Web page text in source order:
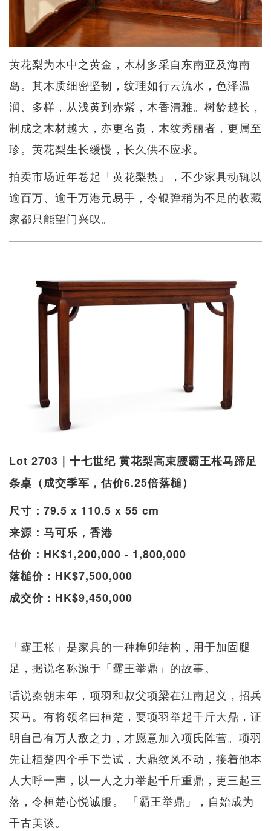
黄花梨为木中之黄金，木材多采自东南亚及海南
岛。其木质细密坚韧，纹理如行云流水，色泽温
润、多样，从浅黄到赤紫，木香清雅。树龄越长，
制成之木材越大，亦更名贵，木纹秀丽者，更属至
珍。黄花梨生长缓慢，长久供不应求。
拍卖市场近年卷起「黄花梨热」，不少家具动辄以
逾百万、逾千万港元易手，令银弹稍为不足的收藏
家都只能望门兴叹。
Lot 2703｜十七世纪 黄花梨高束腰霸王枨马蹄足
条桌（成交季军，估价6.25倍落槌）
尺寸：79.5 x 110.5 x 55 cm
来源：马可乐，香港
估价：HK$1,200,000 - 1,800,000
落槌价：HK$7,500,000
成交价：HK$9,450,000
「霸王枨」是家具的一种榫卯结构，用于加固腿
足，据说名称源于「霸王举鼎」的故事。
话说秦朝末年，项羽和叔父项梁在江南起义，招兵
买马。有将领名曰桓楚，要项羽举起千斤大鼎，证
明自己有万人敌之力，才愿意加入项氏阵营。项羽
先让桓楚四个手下尝试，大鼎纹风不动，接着他本
人大呼一声，以一人之力举起千斤重鼎，更三起三
落，令桓楚心悦诚服。 「霸王举鼎」，自始成为
千古美谈。